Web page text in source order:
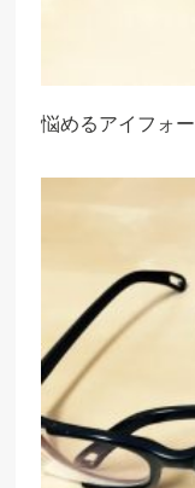
悩めるアイフォー